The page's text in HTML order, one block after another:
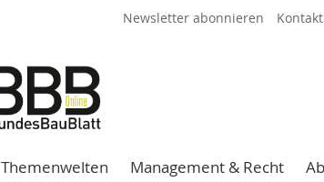
Newsletter abonnieren
Themenwelten Management & Recht